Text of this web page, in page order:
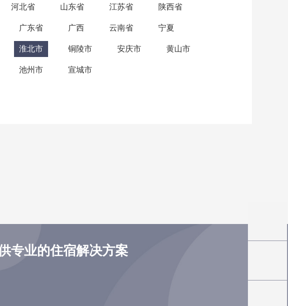
河北省 山东省 江苏省 陕西省
广东省 广西 云南省 宁夏
淮北市 铜陵市 安庆市 黄山市
池州市 宣城市
专业的住宿解决方案